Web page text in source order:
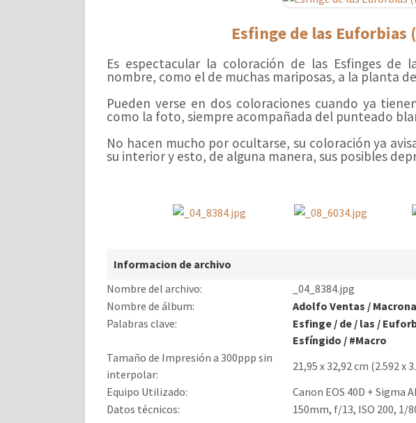
Esfinge de las Euforbias
Es espectacular la coloración de las Esfinges de
nombre, como el de muchas mariposas, a la planta
Pueden verse en dos coloraciones cuando ya
como la foto, siempre acompañada del punteado
No hacen mucho por ocultarse, su coloración ya
su interior y esto, de alguna manera, sus posibles
Informacion de archivo
Nombre del archivo:
_04_8384.jpg
Nombre de álbum:
Adolfo Ventas /
Palabras clave:
Esfinge / de / las /
Esfíngido / #Macro
Tamaño de Impresión a 300ppp sin
interpolar:
21,95 x 32,92 cm (2.592 x
Equipo Utilizado:
Canon EOS 40D + Sigma
Datos técnicos:
150mm, f/13, ISO 200, 1/